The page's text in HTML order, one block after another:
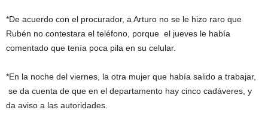
*De acuerdo con el procurador, a Arturo no se le hizo raro que
Rubén no contestara el teléfono, porque el jueves le había
comentado que tenía poca pila en su celular.
*En la noche del viernes, la otra mujer que había salido a trabajar,
se da cuenta de que en el departamento hay cinco cadáveres, y
da aviso a las autoridades.